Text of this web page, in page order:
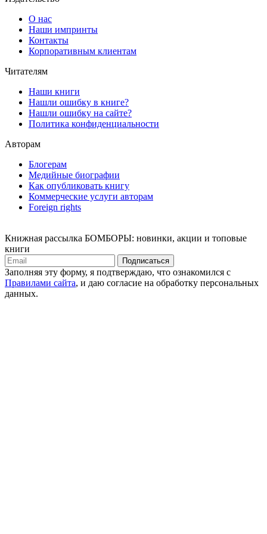
О нас
Наши импринты
Контакты
Корпоративным клиентам
Читателям
Наши книги
Нашли ошибку в книге?
Нашли ошибку на сайте?
Политика конфиденциальности
Авторам
Блогерам
Медийные биографии
Как опубликовать книгу
Коммерческие услуги авторам
Foreign rights
Книжная рассылка БОМБОРЫ: новинки, акции и топовые
книги
Подписаться
Заполняя эту форму, я подтверждаю, что ознакомился с
Правилами сайта, и даю согласие на обработку персональных
данных.